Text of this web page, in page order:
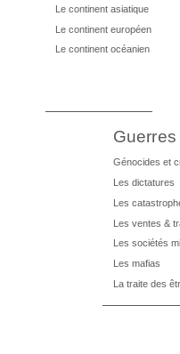
Le continent asiatique
Le continent européen
Le continent océanien
Génocides et
Les dictatures
Les
Les ventes &
Les sociétés
Les mafias
La traite des